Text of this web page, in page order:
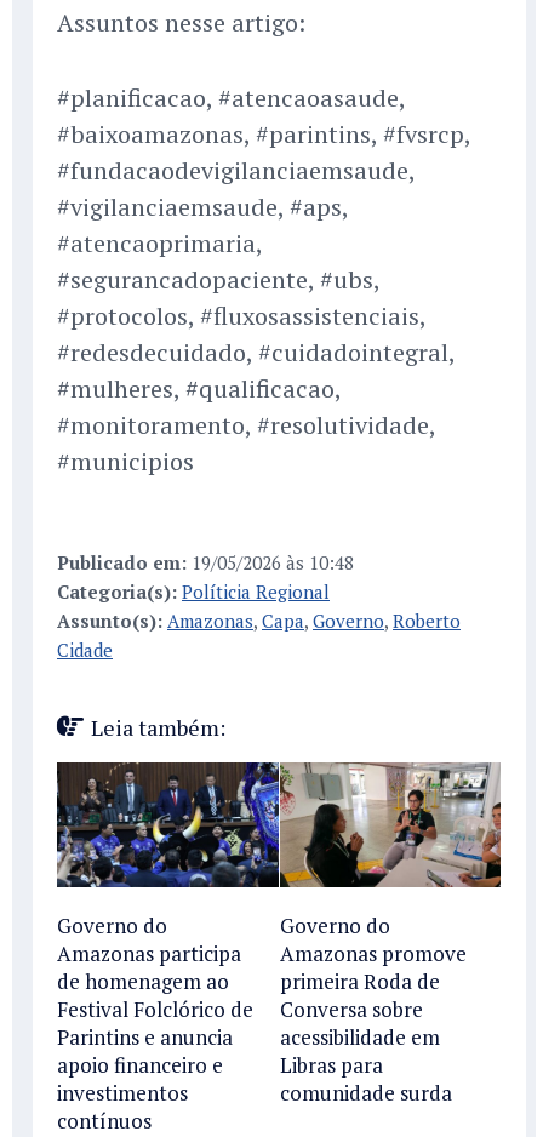
Assuntos nesse artigo:
#planificacao, #atencaoasaude,
#baixoamazonas, #parintins, #fvsrcp,
#fundacaodevigilanciaemsaude,
#vigilanciaemsaude, #aps,
#atencaoprimaria,
#segurancadopaciente, #ubs,
#protocolos, #fluxosassistenciais,
#redesdecuidado, #cuidadointegral,
#mulheres, #qualificacao,
#monitoramento, #resolutividade,
#municipios
Publicado em: 19/05/2026 às 10:48
Categoria(s): Políticia Regional
Assunto(s): Amazonas, Capa, Governo, Roberto
Cidade
Leia também:
Governo do
Amazonas participa
de homenagem ao
Festival Folclórico de
Parintins e anuncia
apoio financeiro e
investimentos
contínuos
Governo do
Amazonas promove
primeira Roda de
Conversa sobre
acessibilidade em
Libras para
comunidade surda